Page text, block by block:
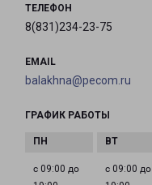
ТЕЛЕФОН
8(831)234-23-75
EMAIL
balakhna@pecom.ru
ГРАФИК РАБОТЫ
с 09:00 до
с 09:00 до